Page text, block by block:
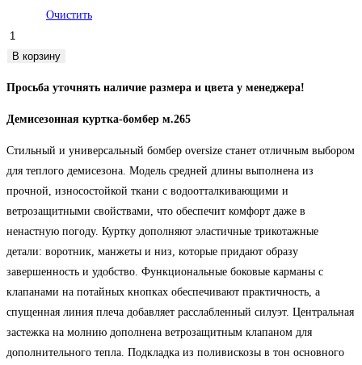
Очистить
Количество
товара
бомбер
демисезонная
В корзину
Просьба уточнять наличие размера и цвета у менеджера!
Демисезонная куртка-бомбер м.265
Стильный и универсальный бомбер oversize станет отличным выбором
для теплого демисезона. Модель средней длины выполнена из
прочной, износостойкой ткани с водоотталкивающими и
ветрозащитными свойствами, что обеспечит комфорт даже в
ненастную погоду. Куртку дополняют эластичные трикотажные
детали: воротник, манжеты и низ, которые придают образу
завершенность и удобство. Функциональные боковые карманы с
клапанами на потайных кнопках обеспечивают практичность, а
спущенная линия плеча добавляет расслабленный силуэт. Центральная
застежка на молнию дополнена ветрозащитным клапаном для
дополнительного тепла. Подкладка из поливискозы в тон основного